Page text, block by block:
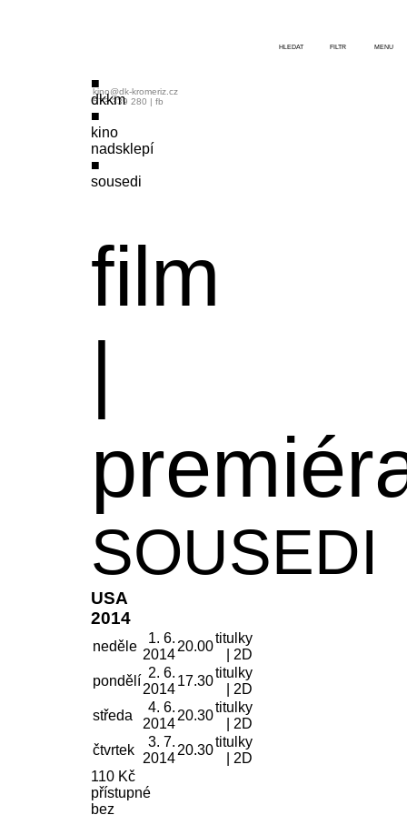
dkkm
kino
nadsklepí
sousedi
film
|
SOUSEDI
USA
2014
neděle
1. 6.
2014
20.00
titulky
| 2D
pondělí
2. 6.
2014
17.30
titulky
| 2D
středa
4. 6.
2014
20.30
titulky
| 2D
čtvrtek
3. 7.
2014
20.30
titulky
| 2D
110 Kč
přístupné
bez
kino@dk-kromeriz.cz
573 339 280 | fb
HLEDAT FILTR MENU